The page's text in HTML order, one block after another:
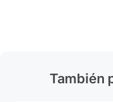
También